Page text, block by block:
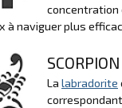
concentration
à naviguer plus
SCORPION
La labradorite